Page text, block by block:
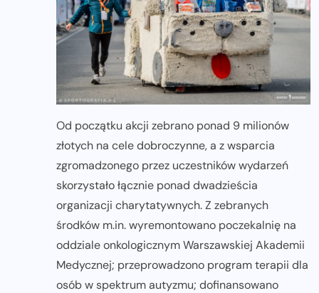
Od początku akcji zebrano ponad 9 milionów
złotych na cele dobroczynne, a z wsparcia
zgromadzonego przez uczestników wydarzeń
skorzystało łącznie ponad dwadzieścia
organizacji charytatywnych. Z zebranych
środków m.in. wyremontowano poczekalnię na
oddziale onkologicznym Warszawskiej Akademii
Medycznej; przeprowadzono program terapii dla
osób w spektrum autyzmu; dofinansowano